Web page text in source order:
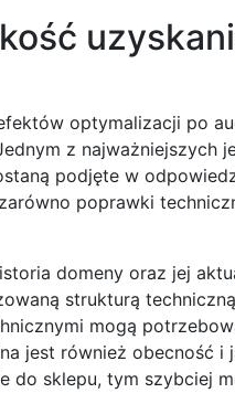
optymalizacji po
z
podjęte w
poprawki
domeny oraz jej
strukturą
mogą
jest również obecność
do sklepu, tym szybciej